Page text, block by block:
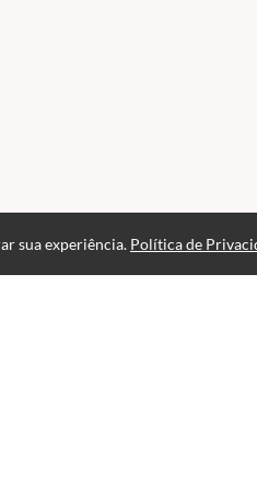
sua experiência. Política de